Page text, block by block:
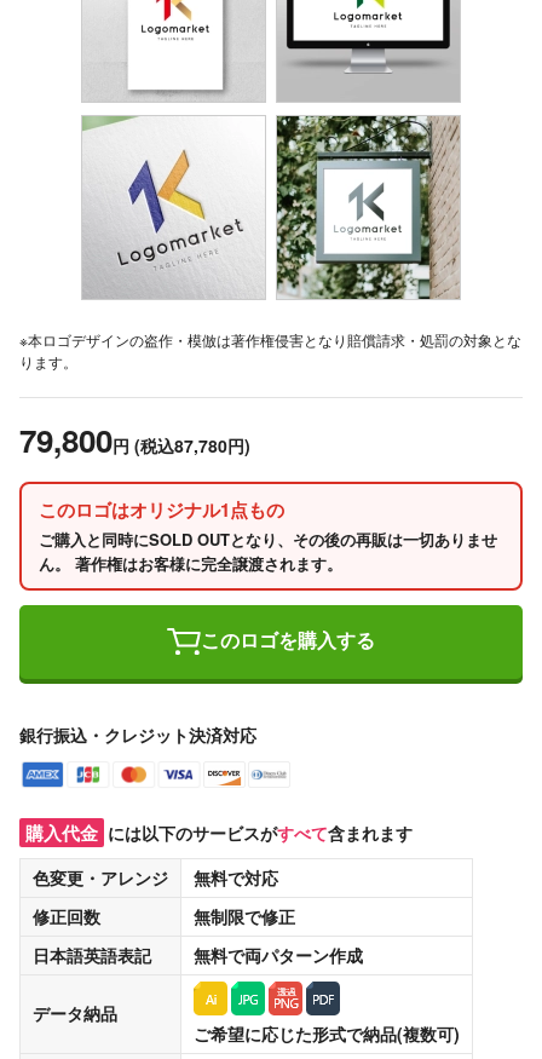
※本ロゴデザインの盗作・模倣は著作権侵害となり賠償請求・処罰の対象とな
ります。
79,800円 (税込87,780円)
このロゴはオリジナル1点もの
ご購入と同時にSOLD OUTとなり、その後の再販は一切ありませ
ん。 著作権はお客様に完全譲渡されます。
このロゴを購入する
銀行振込・クレジット決済対応
購入代金 には以下のサービスがすべて含まれます
色変更・アレンジ
無料で対応
修正回数
無制限で修正
日本語英語表記
無料で両パターン作成
データ納品
ご希望に応じた形式で納品(複数可)